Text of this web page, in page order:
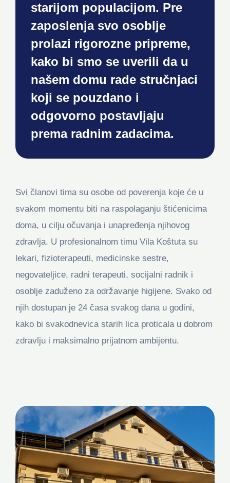
starijom populacijom. Pre
zaposlenja svo osoblje
prolazi rigorozne pripreme,
kako bi smo se uverili da u
našem domu rade stručnjaci
koji se pouzdano i
odgovorno postavljaju
prema radnim zadacima.
Svi članovi tima su osobe od poverenja koje će u
svakom momentu biti na raspolaganju štićenicima
doma, u cilju očuvanja i unapređenja njihovog
zdravlja. U profesionalnom timu Vila Koštuta su
lekari, fizioterapeuti, medicinske sestre,
negovateljice, radni terapeuti, socijalni radnik i
osoblje zaduženo za održavanje higijene. Svako od
njih dostupan je 24 časa svakog dana u godini,
kako bi svakodnevica starih lica proticala u dobrom
zdravlju i maksimalno prijatnom ambijentu.